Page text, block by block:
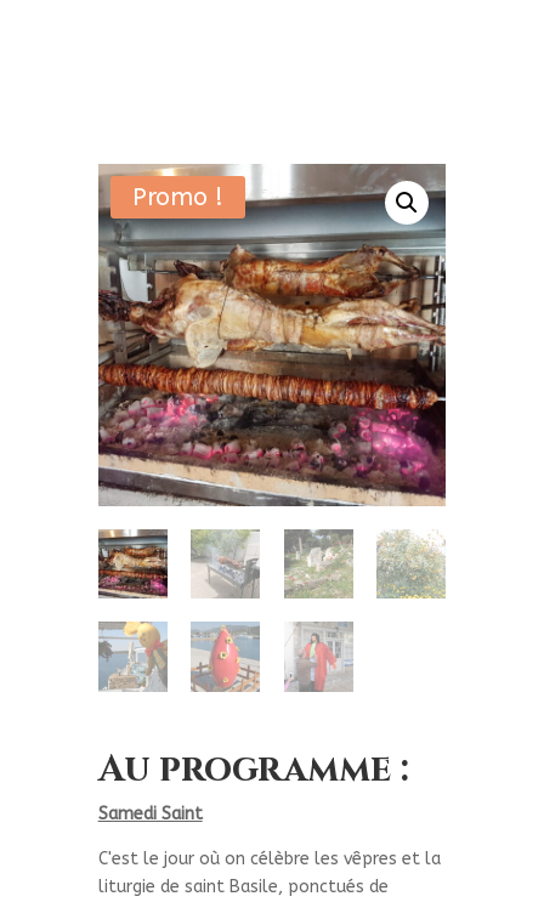
Promo !
Au programme :
Samedi Saint
C'est le jour où on célèbre les vêpres et la
liturgie de saint Basile, ponctués de